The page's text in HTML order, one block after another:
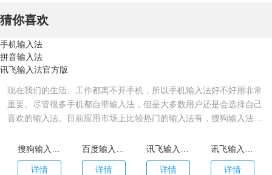
猜你喜欢
手机输入法
拼音输入法
讯飞输入法官方版
现在我们的生活、工作都离不开手机，所以手机输入法好不好用非常
重要。尽管很多手机都自带输入法，但是大多数用户还是会选择自己
喜欢的输入法。目前应用市场上比较热门的输入法有，搜狗输入法、
机输入法app排行榜推荐下载，一起来看看吧
详情 详情 详情 详情